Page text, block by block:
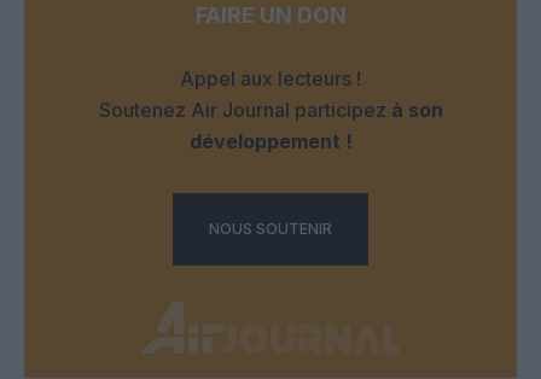
FAIRE UN DON
Appel aux lecteurs !
Soutenez Air Journal participez à son
développement !
NOUS SOUTENIR